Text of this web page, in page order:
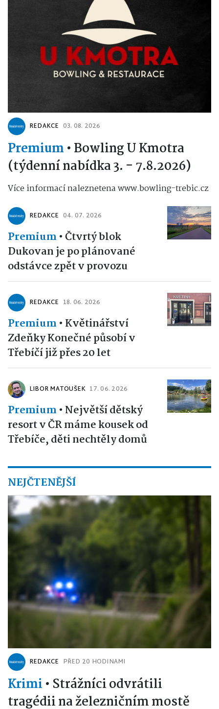
REDAKCE 03. 08. 2026
Premium • Bowling U Kmotra
(týdenní nabídka 3. - 7.8.2026)
Více informací naleznetena www.bowling-trebic.cz
REDAKCE 04. 07. 2026
Premium •Čtvrtý blok
Dukovan je po plánované
odstávce zpět v provozu
REDAKCE 18. 06. 2026
Premium • Květinářství
Zdeňky Konečné působí v
Třebíčí již přes 20 let
LIBOR MATOUŠEK 17. 06. 2026
Premium • Největší dětský
resort v ČR máme kousek od
Třebíče, děti nechtěly domů
NEJČTENĚJŠÍ
REDAKCE PŘED 20 HODINAMI
Krimi • Strážníci odvrátili
tragédii na železničním mostě